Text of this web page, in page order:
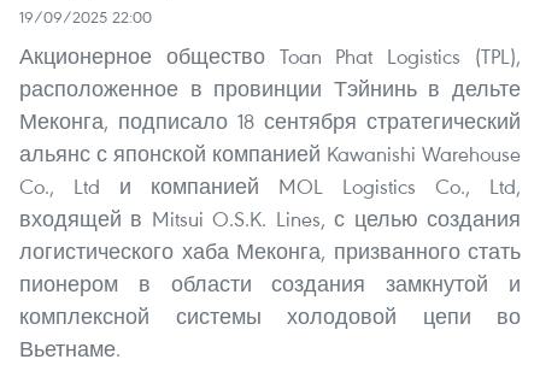
19/09/2025 22:00
Акционерное общество Toan Phat Logistics (TPL),
расположенное в провинции Тэйнинь в дельте
Меконга, подписало 18 сентября стратегический
альянс с японской компанией Kawanishi Warehouse
Co., Ltd и компанией MOL Logistics Co., Ltd,
входящей в Mitsui O.S.K. Lines, с целью создания
логистического хаба Меконга, призванного стать
пионером в области создания замкнутой и
комплексной системы холодовой цепи во
Вьетнаме.